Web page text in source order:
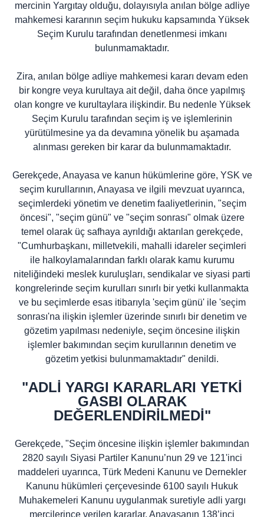
mercinin Yargıtay olduğu, dolayısıyla anılan bölge adliye
mahkemesi kararının seçim hukuku kapsamında Yüksek
Seçim Kurulu tarafından denetlenmesi imkanı
bulunmamaktadır.
Zira, anılan bölge adliye mahkemesi kararı devam eden
bir kongre veya kurultaya ait değil, daha önce yapılmış
olan kongre ve kurultaylara ilişkindir. Bu nedenle Yüksek
Seçim Kurulu tarafından seçim iş ve işlemlerinin
yürütülmesine ya da devamına yönelik bu aşamada
alınması gereken bir karar da bulunmamaktadır.
Gerekçede, Anayasa ve kanun hükümlerine göre, YSK ve
seçim kurullarının, Anayasa ve ilgili mevzuat uyarınca,
seçimlerdeki yönetim ve denetim faaliyetlerinin, "seçim
öncesi", "seçim günü" ve "seçim sonrası" olmak üzere
temel olarak üç safhaya ayrıldığı aktarılan gerekçede,
"Cumhurbaşkanı, milletvekili, mahalli idareler seçimleri
ile halkoylamalarından farklı olarak kamu kurumu
niteliğindeki meslek kuruluşları, sendikalar ve siyasi parti
kongrelerinde seçim kurulları sınırlı bir yetki kullanmakta
ve bu seçimlerde esas itibarıyla 'seçim günü' ile 'seçim
sonrası'na ilişkin işlemler üzerinde sınırlı bir denetim ve
gözetim yapılması nedeniyle, seçim öncesine ilişkin
işlemler bakımından seçim kurullarının denetim ve
gözetim yetkisi bulunmamaktadır" denildi.
"ADLİ YARGI KARARLARI YETKİ
GASBI OLARAK
DEĞERLENDİRİLMEDİ"
Gerekçede, "Seçim öncesine ilişkin işlemler bakımından
2820 sayılı Siyasi Partiler Kanunu’nun 29 ve 121'inci
maddeleri uyarınca, Türk Medeni Kanunu ve Dernekler
Kanunu hükümleri çerçevesinde 6100 sayılı Hukuk
Muhakemeleri Kanunu uygulanmak suretiyle adli yargı
mercilerince verilen kararlar, Anayasanın 138’inci